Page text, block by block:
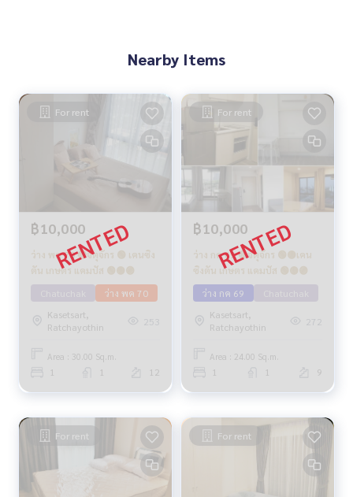
Nearby Items
For rent
฿10,000
ว่าง พค 70 🔴จตุจักร 🟢 เคนซิง
ตัน เกษตร แคมปัส 🟢🟡🟣
ว่าง พค 70
Kasetsart,
Ratchayothin
253
Area : 30.00 Sq.m.
1 1 12
For rent
฿10,000
ว่าง กค 69 🔴จตุจักร 🟢🟡เคน
ซิงตัน เกษตร แคมปัส 🟢🟡🟣
ว่าง กค 69
Kasetsart,
Ratchayothin
272
Area : 24.00 Sq.m.
1 1 9
For rent For rent